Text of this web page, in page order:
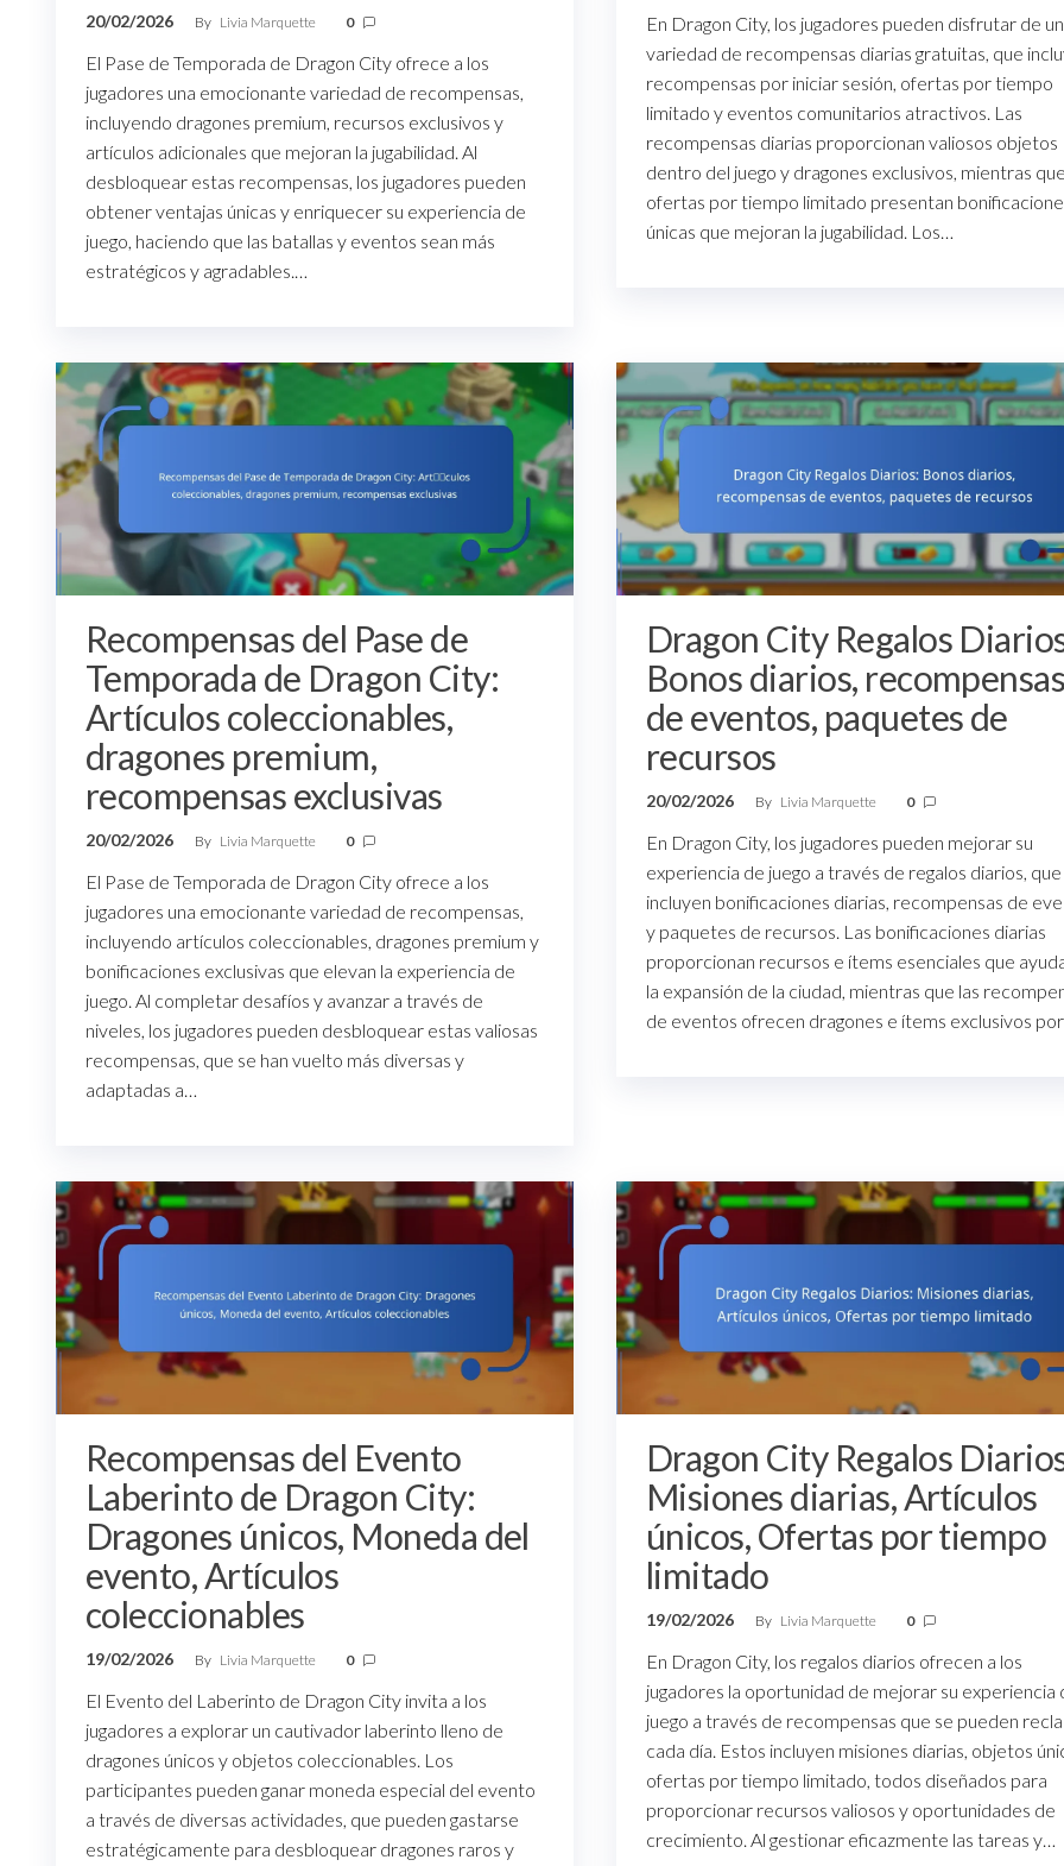
20/02/2026 By Livia Marquette 0
El Pase de Temporada de Dragon City ofrece a los
jugadores una emocionante variedad de recompensas,
incluyendo dragones premium, recursos exclusivos y
artículos adicionales que mejoran la jugabilidad. Al
desbloquear estas recompensas, los jugadores pueden
obtener ventajas únicas y enriquecer su experiencia de
juego, haciendo que las batallas y eventos sean más
estratégicos y agradables.…
En Dragon City, los jugadores pueden disfrutar de
variedad de recompensas diarias gratuitas, que
recompensas por iniciar sesión, ofertas por tiempo
limitado y eventos comunitarios atractivos. Las
recompensas diarias proporcionan valiosos objetos
dentro del juego y dragones exclusivos, mientras
ofertas por tiempo limitado presentan
únicas que mejoran la jugabilidad. Los…
Recompensas del Pase de
Temporada de Dragon City:
Artículos coleccionables,
dragones premium,
recompensas exclusivas
20/02/2026 By Livia Marquette 0
El Pase de Temporada de Dragon City ofrece a los
jugadores una emocionante variedad de recompensas,
incluyendo artículos coleccionables, dragones premium y
bonificaciones exclusivas que elevan la experiencia de
juego. Al completar desafíos y avanzar a través de
niveles, los jugadores pueden desbloquear estas valiosas
recompensas, que se han vuelto más diversas y
adaptadas a…
Dragon City Regalos
Bonos diarios,
de eventos, paquetes de
recursos
20/02/2026 By Livia Marquette 0
En Dragon City, los jugadores pueden mejorar su
experiencia de juego a través de regalos diarios, que
incluyen bonificaciones diarias, recompensas de
y paquetes de recursos. Las bonificaciones diarias
proporcionan recursos e ítems esenciales que
la expansión de la ciudad, mientras que las
de eventos ofrecen dragones e ítems exclusivos
Recompensas del Evento
Laberinto de Dragon City:
Dragones únicos, Moneda del
evento, Artículos
coleccionables
19/02/2026 By Livia Marquette 0
El Evento del Laberinto de Dragon City invita a los
jugadores a explorar un cautivador laberinto lleno de
dragones únicos y objetos coleccionables. Los
participantes pueden ganar moneda especial del evento
a través de diversas actividades, que pueden gastarse
estratégicamente para desbloquear dragones raros y
Dragon City Regalos
Misiones diarias, Artículos
únicos, Ofertas por tiempo
limitado
19/02/2026 By Livia Marquette 0
En Dragon City, los regalos diarios ofrecen a los
jugadores la oportunidad de mejorar su experiencia
juego a través de recompensas que se pueden
cada día. Estos incluyen misiones diarias, objetos
ofertas por tiempo limitado, todos diseñados para
proporcionar recursos valiosos y oportunidades de
crecimiento. Al gestionar eficazmente las tareas y…